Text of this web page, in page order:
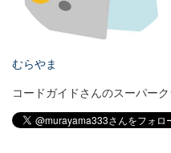
むらやま
コードガイドさんのスーパー